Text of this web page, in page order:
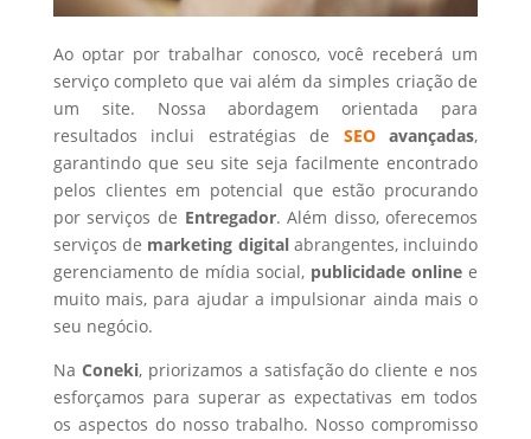
Ao optar por trabalhar conosco, você receberá um
serviço completo que vai além da simples criação de
um site. Nossa abordagem orientada para
resultados inclui estratégias de SEOavançadas,
garantindo que seu site seja facilmente encontrado
pelos clientes em potencial que estão procurando
por serviços de Entregador. Além disso, oferecemos
serviços de marketing digital abrangentes, incluindo
gerenciamento de mídia social, publicidade online e
muito mais, para ajudar a impulsionar ainda mais o
seu negócio.
Na Coneki, priorizamos a satisfação do cliente e nos
esforçamos para superar as expectativas em todos
os aspectos do nosso trabalho. Nosso compromisso